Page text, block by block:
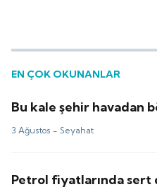
EN ÇOK OKUNANLAR
Bu kale şehir havadan
3 Ağustos -Seyahat
Petrol fiyatlarında sert